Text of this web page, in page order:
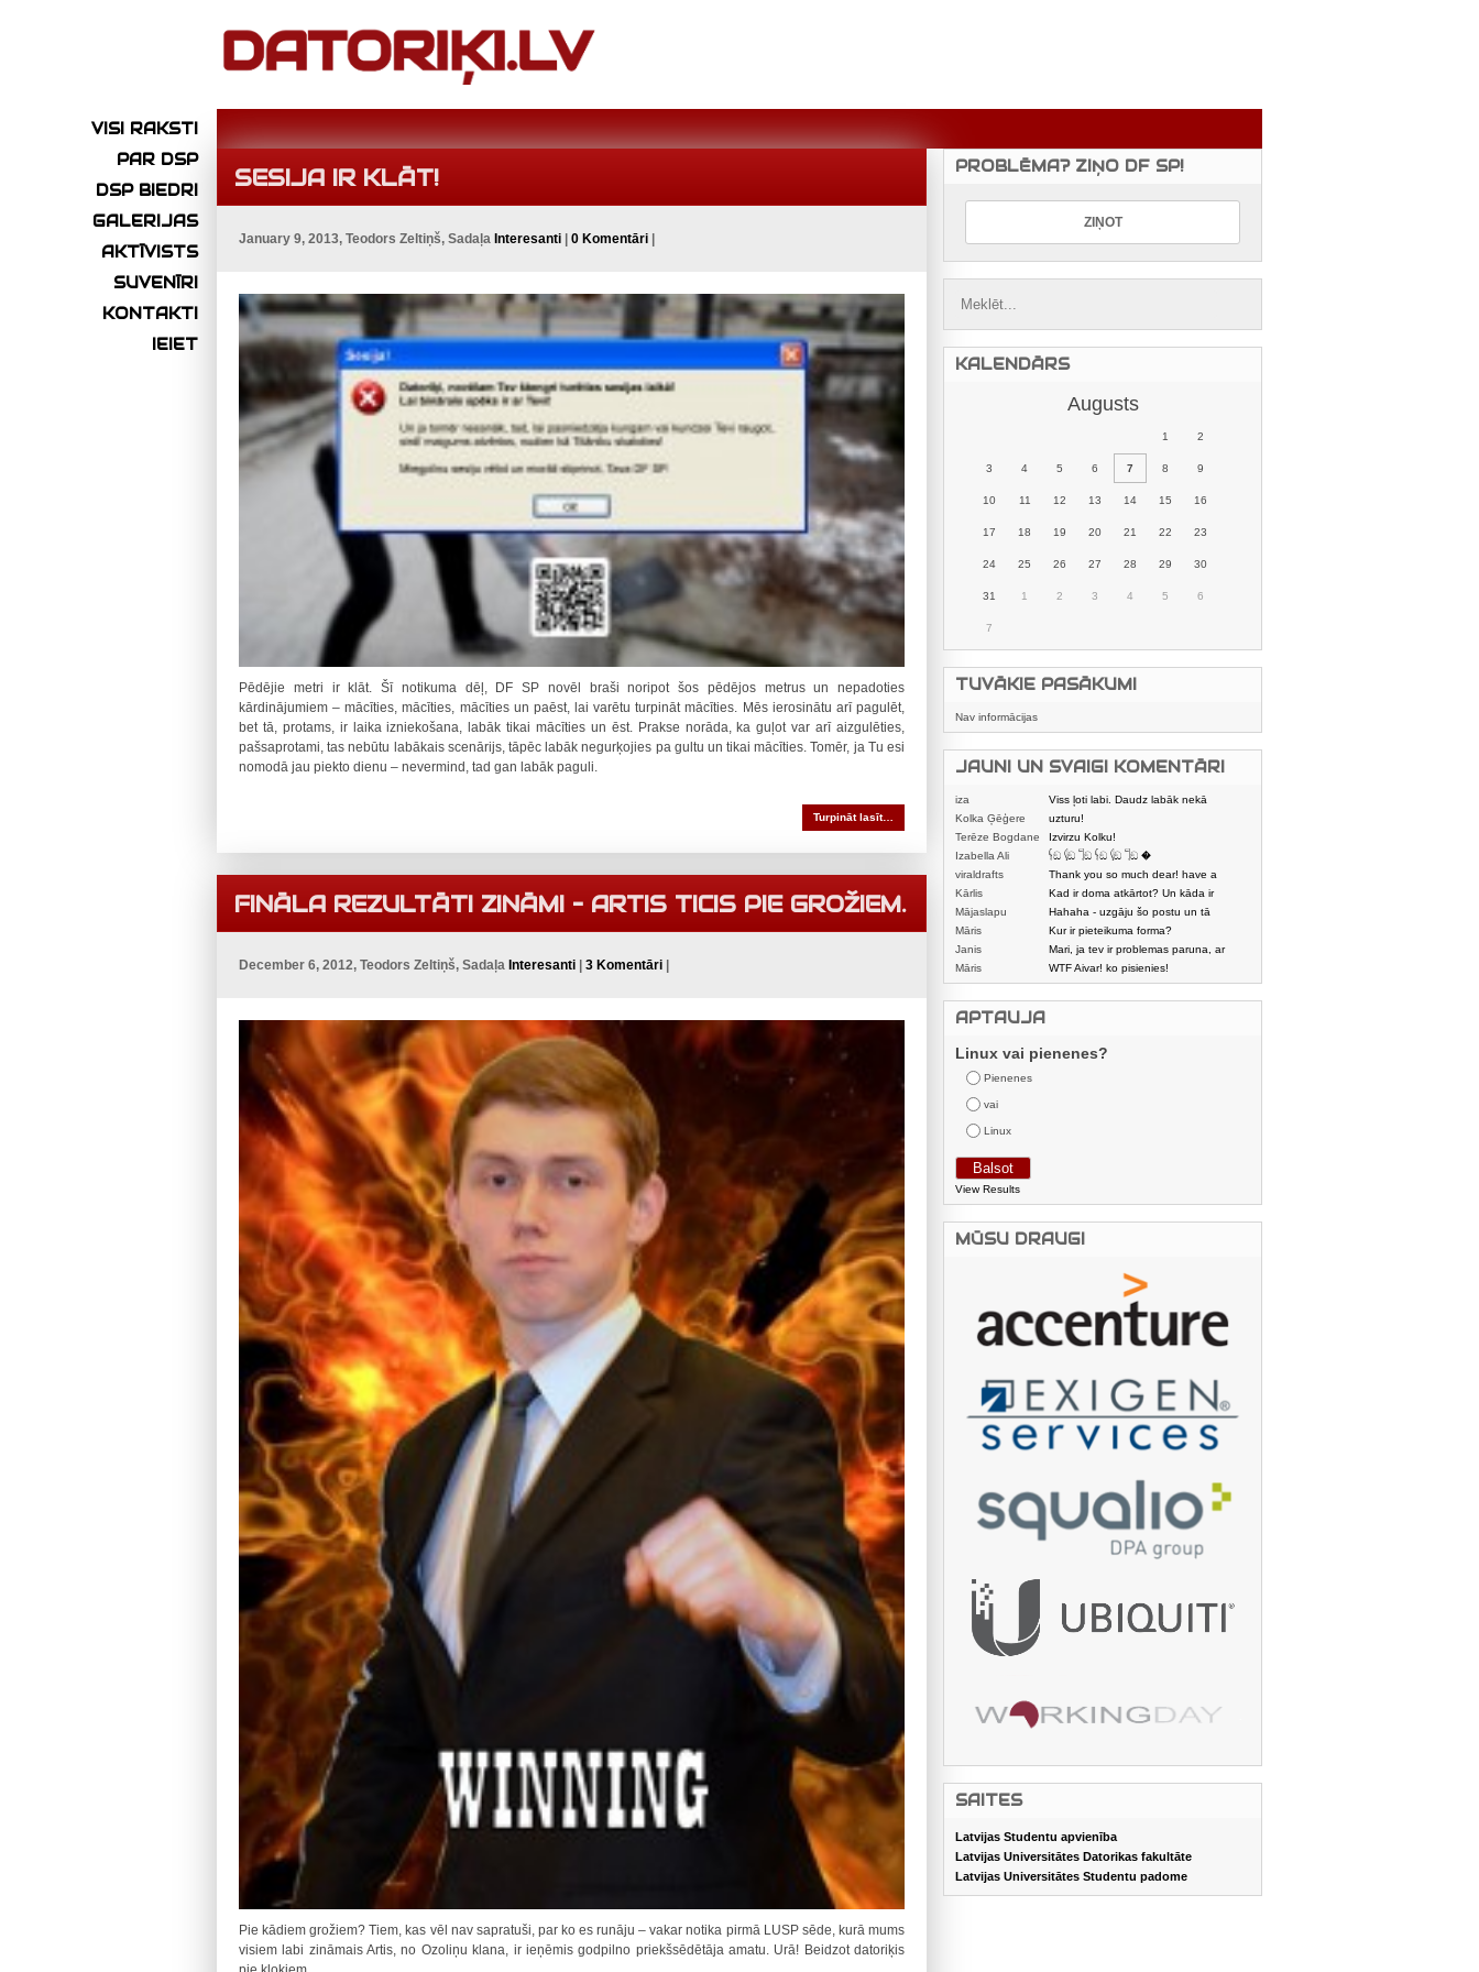
VISI RAKSTI
PAR DSP
DSP BIEDRI
GALERIJAS
AKTĪVISTS
SUVENĪRI
KONTAKTI
IEIET
SESIJA IR KLĀT!
January 9, 2013, Teodors Zeltiņš, Sadaļa Interesanti 0 Komentāri
Pēdējie metri ir klāt. Šī notikuma dēļ, DF SP novēl braši noripot šos pēdējos metrus un nepadoties
kārdinājumiem – mācīties, mācīties, mācīties un paēst, lai varētu turpināt mācīties. Mēs ierosinātu arī pagulēt,
bet tā, protams, ir laika izniekošana, labāk tikai mācīties un ēst. Prakse norāda, ka guļot var arī aizgulēties,
pašsaprotami, tas nebūtu labākais scenārijs, tāpēc labāk negurķojies pa gultu un tikai mācīties. Tomēr, ja Tu esi
nomodā jau piekto dienu – nevermind, tad gan labāk paguli.
Turpināt lasīt…
FINĀLA REZULTĀTI ZINĀMI – ARTIS TICIS PIE GROŽIEM.
December 6, 2012, Teodors Zeltiņš, Sadaļa Interesanti | 3 Komentāri |
Pie kādiem grožiem? Tiem, kas vēl nav sapratuši, par ko es runāju – vakar notika pirmā LUSP sēde, kurā mums
visiem labi zināmais Artis, no Ozoliņu klana, ir ieņēmis godpilno priekšsēdētāja amatu. Urā! Beidzot datoriķis
PROBLĒMA? ZIŅO DF SP!
KALENDĀRS
Augusts
1 2
3 4 5 6 7 8 9
10 11 12 13 14 15 16
17 18 19 20 21 22 23
24 25 26 27 28 29 30
31 1 2 3 4 5 6
7
TUVĀKIE PASĀKUMI
Nav informācijas
JAUNI UN SVAIGI KOMENTĀRI
iza
Viss ļoti labi. Daudz labāk nekā
karstmaizīšu
Kolka Ģēģere
uzturu!
Terēze Bogdane
Izvirzu Kolku!
Izabella Ali
𓌜ඞ 𓌱ඞ 𓌏ඞ 𓌜ඞ 𓌱ඞ 𓌏ඞ �
viraldrafts
Thank you so much dear! have a
nice day
Kārlis
Kad ir doma atkārtot? Un kāda ir
aptuvenā dalī
Mājaslapu
izstrādātājs
Hahaha - uzgāju šo postu un tā
sasmējos. Četr
Māris
Kur ir pieteikuma forma?
Janis
Mari, ja tev ir problemas paruna, ar
mani tiesi. E
Māris WTF Aivar! ko pisienies!
APTAUJA
Linux vai pienenes?
Pienenes
vai
Linux
View Results
MŪSU DRAUGI
SAITES
Latvijas Studentu apvienība
Latvijas Universitātes Datorikas fakultāte
Latvijas Universitātes Studentu padome